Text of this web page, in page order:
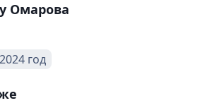
Омарова
2024 год